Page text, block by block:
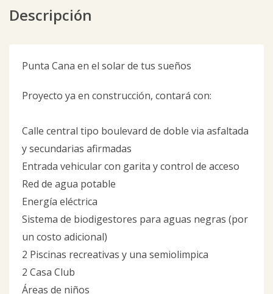
Descripción
Punta Cana en el solar de tus sueños
Proyecto ya en construcción, contará con:
Calle central tipo boulevard de doble via asfaltada
y secundarias afirmadas
Entrada vehicular con garita y control de acceso
Red de agua potable
Energía eléctrica
Sistema de biodigestores para aguas negras (por
un costo adicional)
2 Piscinas recreativas y una semiolimpica
2 Casa Club
Áreas de niños